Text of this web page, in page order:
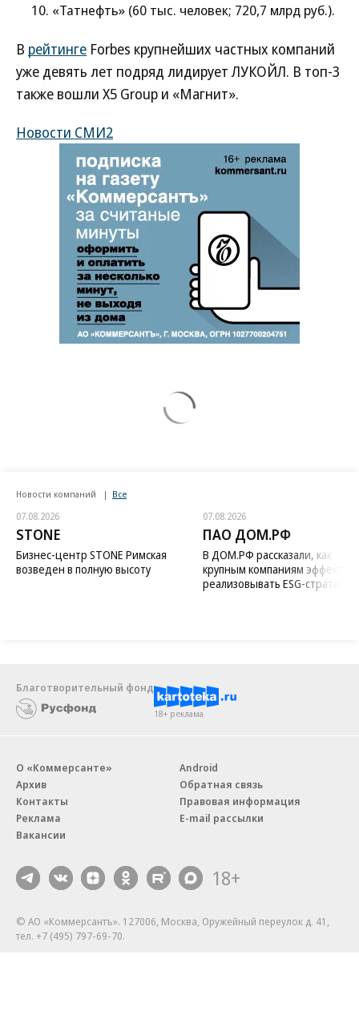
«Татнефть» (60 тыс. человек; 720,7 млрд руб.).
В рейтинге Forbes крупнейших частных компаний
уже девять лет подряд лидирует ЛУКОЙЛ. В топ-3
также вошли X5 Group и «Магнит».
Новости СМИ2
Новости компаний Все
07.08.2026
STONE
Бизнес-центр STONE Римская
возведен в полную высоту
07.08.2026
ПАО ДОМ.РФ
В ДОМ.РФ рассказали, как
крупным компаниям
реализовывать ESG-стратегию
Благотворительный фонд
18+ реклама
О «Коммерсанте»
Архив
Контакты
Реклама
Вакансии
Android
Обратная связь
Правовая информация
E-mail рассылки
18+
© АО «Коммерсантъ». 127006, Москва, Оружейный переулок д. 41,
тел. +7 (495) 797-69-70.